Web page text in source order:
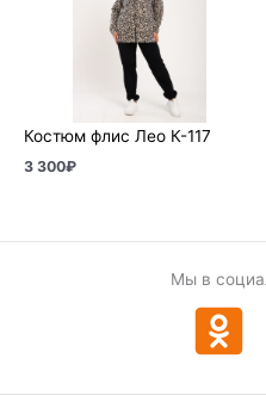
Костюм флис Лео К-117
3 300₽
Мы в